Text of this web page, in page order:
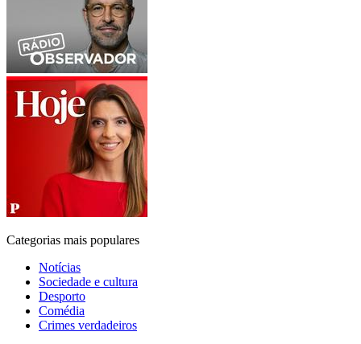
Categorias mais populares
Notícias
Sociedade e cultura
Desporto
Comédia
Crimes verdadeiros